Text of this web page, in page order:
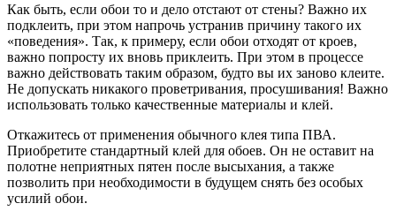
Как быть, если обои то и дело отстают от стены? Важно их
подклеить, при этом напрочь устранив причину такого их
«поведения». Так, к примеру, если обои отходят от кроев,
важно попросту их вновь приклеить. При этом в процессе
важно действовать таким образом, будто вы их заново клеите.
Не допускать никакого проветривания, просушивания! Важно
использовать только качественные материалы и клей.
Откажитесь от применения обычного клея типа ПВА.
Приобретите стандартный клей для обоев. Он не оставит на
полотне неприятных пятен после высыхания, а также
позволить при необходимости в будущем снять без особых
усилий обои.